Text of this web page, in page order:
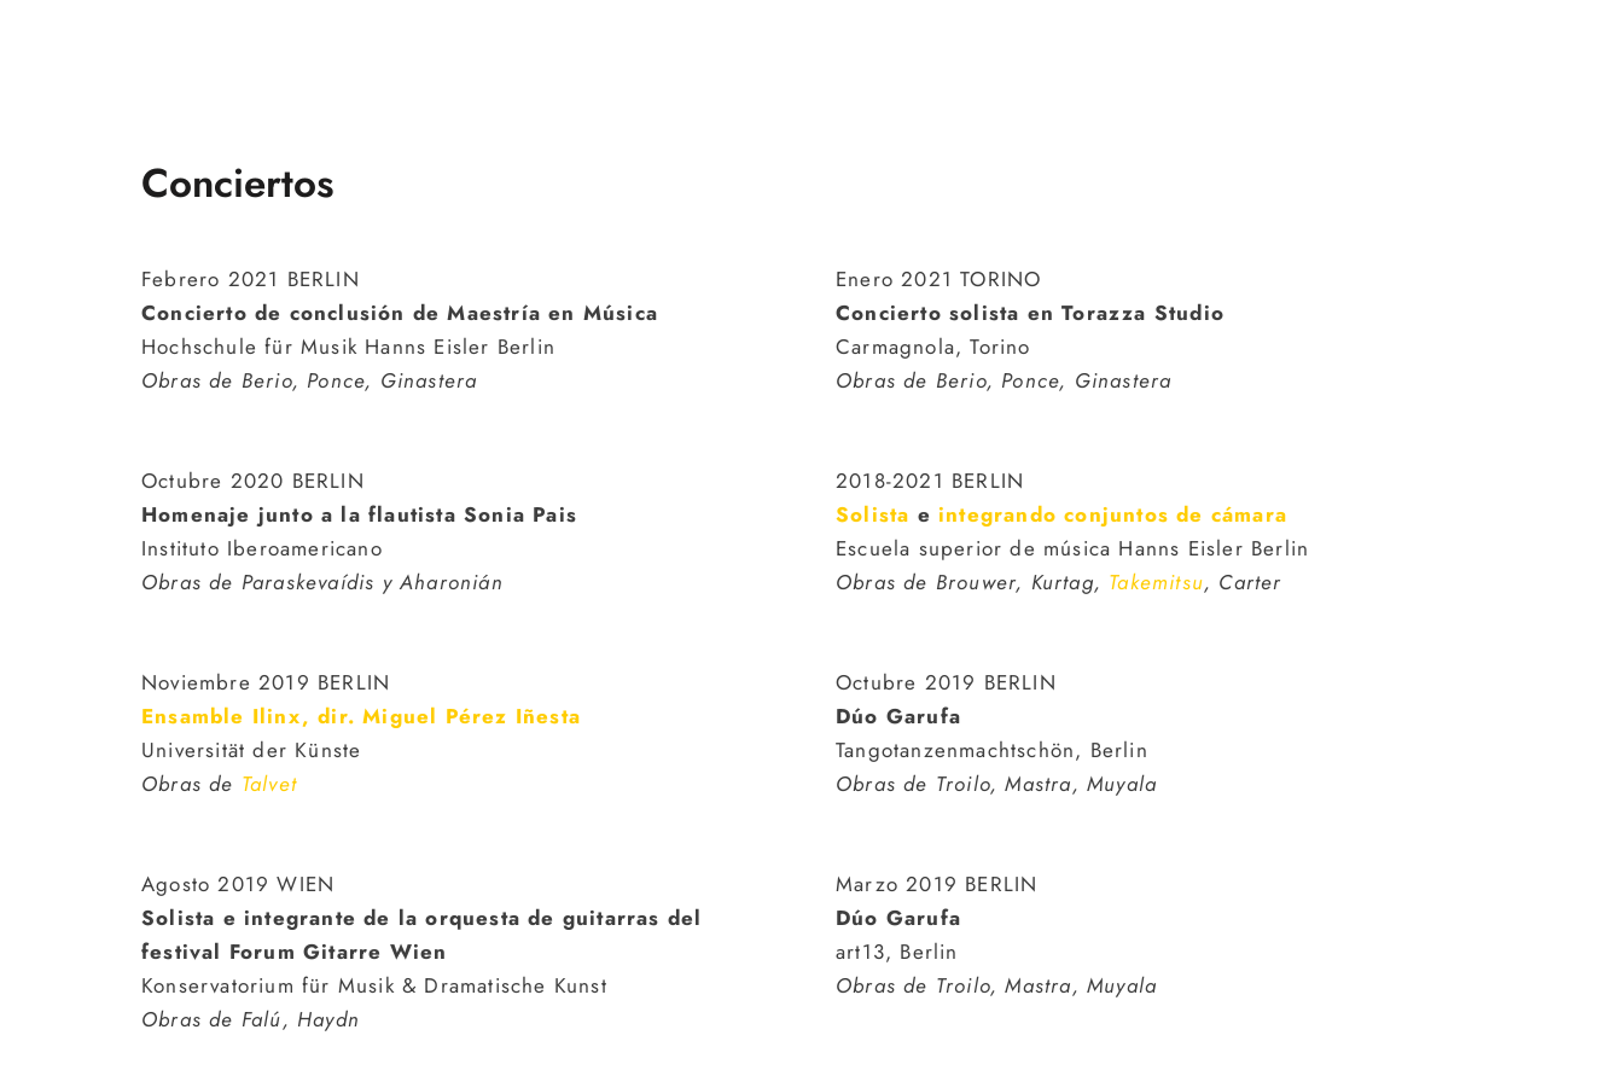
Conciertos
Febrero 2021 BERLIN
Concierto de conclusión de Maestría en Música
Hochschule für Musik Hanns Eisler Berlin
Obras de Berio, Ponce, Ginastera
Enero 2021 TORINO
Concierto solista en Torazza Studio
Carmagnola, Torino
Obras de Berio, Ponce, Ginastera
Octubre 2020 BERLIN
Homenaje junto a la flautista Sonia Pais
Instituto Iberoamericano
Obras de Paraskevaídis y Aharonián
2018-2021 BERLIN
Solista e integrando conjuntos de cámara
Escuela superior de música Hanns Eisler Berlin
Obras de Brouwer, Kurtag, Takemitsu, Carter
Noviembre 2019 BERLIN
Ensamble Ilinx,dir.Miguel Pérez Iñesta
Universität der Künste
Obras de Talvet
Octubre 2019 BERLIN
Dúo Garufa
Tangotanzenmachtschön, Berlin
Obras de Troilo, Mastra, Muyala
Agosto 2019 WIEN
Solista e integrante de la orquesta de guitarras del
festival Forum Gitarre Wien
Konservatorium für Musik & Dramatische Kunst
Obras de Falú, Haydn
Marzo 2019 BERLIN
Dúo Garufa
art13, Berlin
Obras de Troilo, Mastra, Muyala